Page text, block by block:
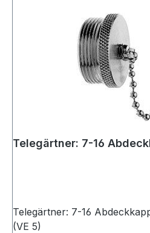
Telegärtner: 7-16
Telegärtner: 7-16 Abdeckkappe, für Stecker,
(VE 5)